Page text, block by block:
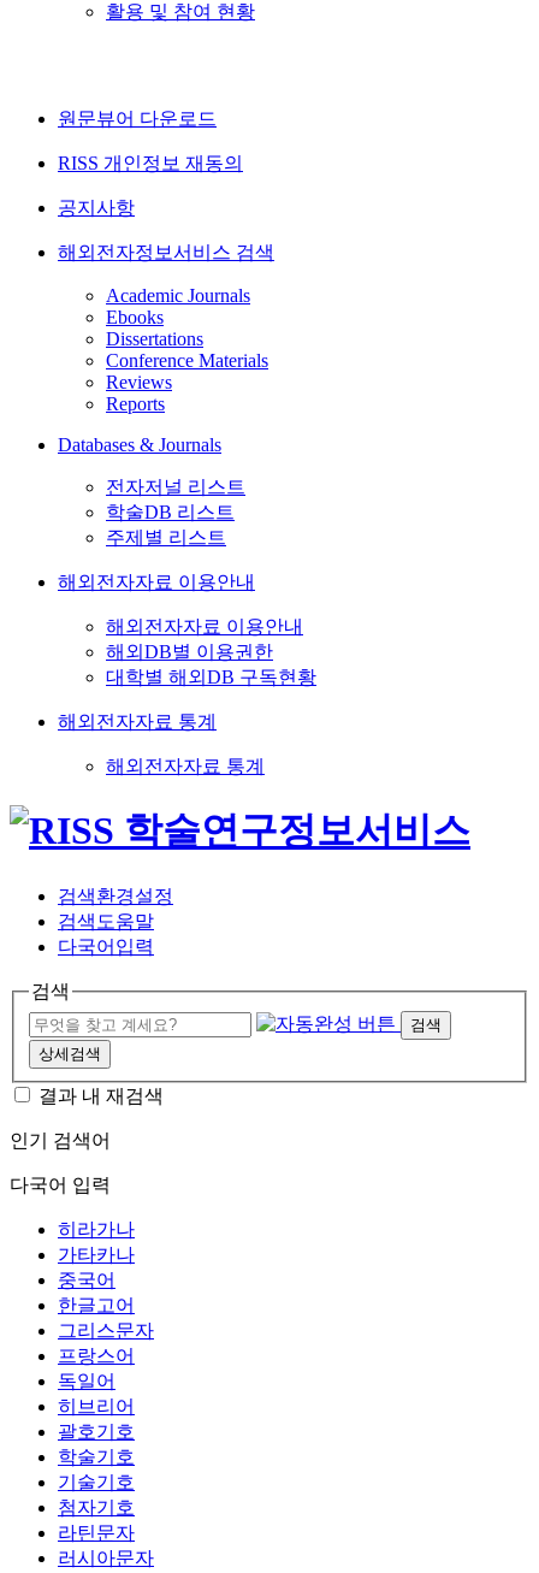
활용 및 참여 현황
원문뷰어 다운로드
RISS 개인정보 재동의
공지사항
해외전자정보서비스 검색
Academic Journals
Ebooks
Dissertations
Conference Materials
Reviews
Reports
Databases & Journals
전자저널 리스트
학술DB 리스트
주제별 리스트
해외전자자료 이용안내
해외전자자료 이용안내
해외DB별 이용권한
대학별 해외DB 구독현황
해외전자자료 통계
해외전자자료 통계
검색환경설정
검색도움말
다국어입력
검색
검색
상세검색
결과 내 재검색
인기 검색어
다국어 입력
히라가나
가타카나
중국어
한글고어
그리스문자
프랑스어
독일어
히브리어
괄호기호
학술기호
기술기호
첨자기호
라틴문자
러시아문자